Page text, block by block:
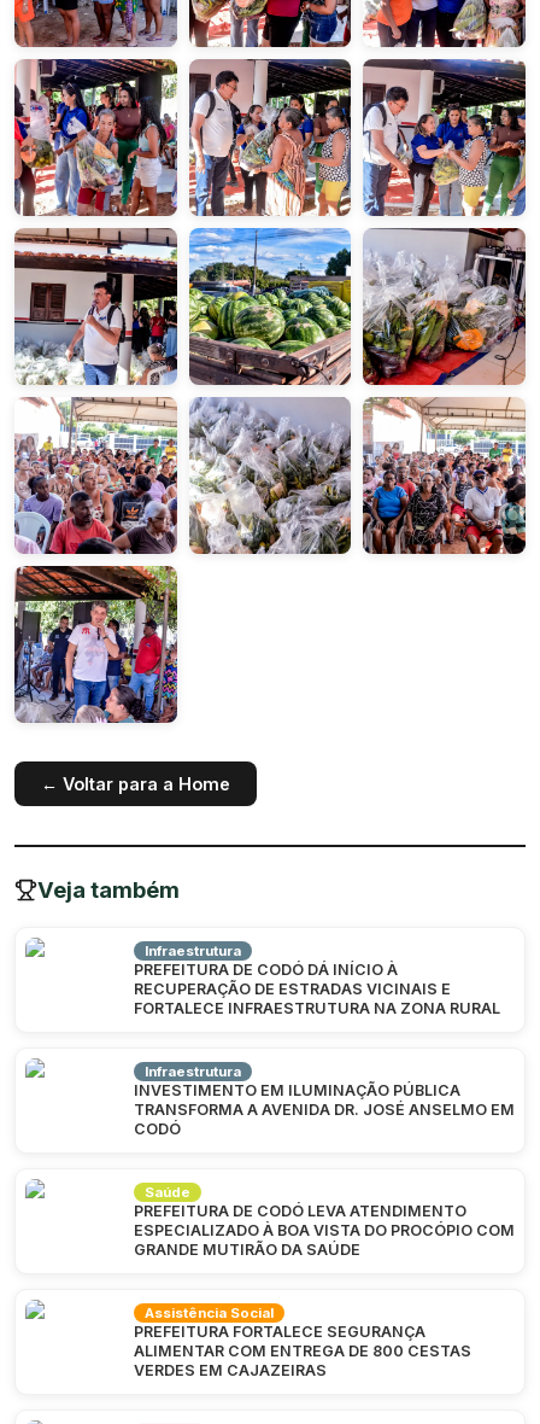
← Voltar para a Home
Veja também
Infraestrutura
PREFEITURA DE CODÓ DÁ INÍCIO À
RECUPERAÇÃO DE ESTRADAS VICINAIS E
FORTALECE INFRAESTRUTURA NA ZONA RURAL
Infraestrutura
INVESTIMENTO EM ILUMINAÇÃO PÚBLICA
TRANSFORMA A AVENIDA DR. JOSÉ ANSELMO EM
CODÓ
Saúde
PREFEITURA DE CODÓ LEVA ATENDIMENTO
ESPECIALIZADO À BOA VISTA DO PROCÓPIO COM
GRANDE MUTIRÃO DA SAÚDE
Assistência Social
PREFEITURA FORTALECE SEGURANÇA
ALIMENTAR COM ENTREGA DE 800 CESTAS
VERDES EM CAJAZEIRAS